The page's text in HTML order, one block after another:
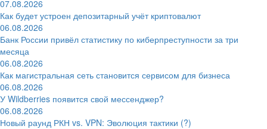
07.08.2026
Как будет устроен депозитарный учёт криптовалют
06.08.2026
Банк России привёл статистику по киберпреступности за три
месяца
06.08.2026
Как магистральная сеть становится сервисом для бизнеса
06.08.2026
У Wildberries появится свой мессенджер?
06.08.2026
Новый раунд РКН vs. VPN: Эволюция тактики (?)